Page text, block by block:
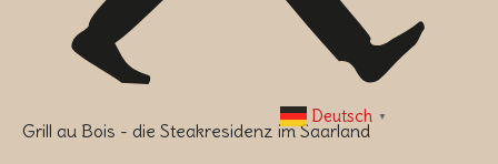
Deutsch ▼
Grill au Bois - die Steakresidenz im Saarland